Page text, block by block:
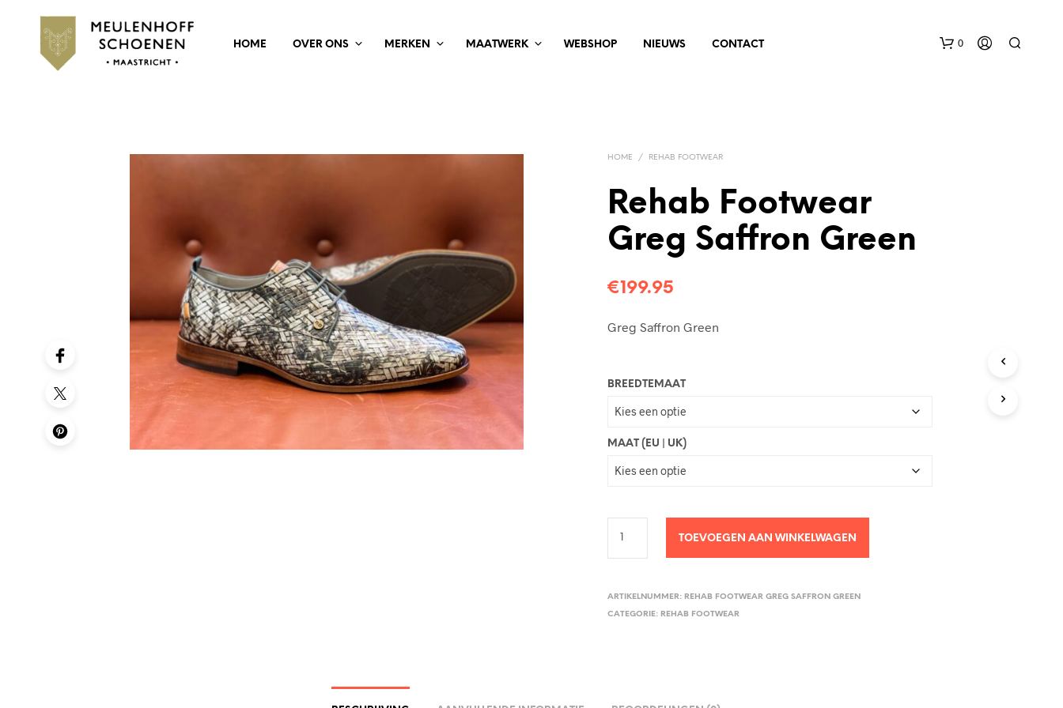
HOME OVER ONS MERKEN MAATWERK WEBSHOP NIEUWS CONTACT 0
HOME / REHAB FOOTWEAR
Rehab Footwear
Greg Saffron Green
€199.95
Greg Saffron Green
BREEDTEMAAT
MAAT (EU | UK)
TOEVOEGEN AAN WINKELWAGEN
ARTIKELNUMMER: REHAB FOOTWEAR GREG SAFFRON GREEN
CATEGORIE: REHAB FOOTWEAR